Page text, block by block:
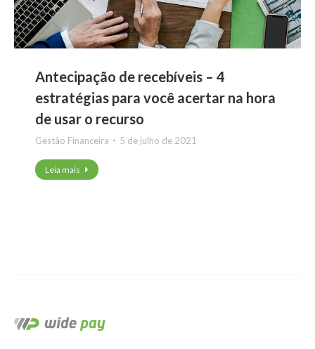
Antecipação de recebíveis – 4
estratégias para você acertar na hora
de usar o recurso
Gestão Financeira 5 de julho de 2021
Leia mais